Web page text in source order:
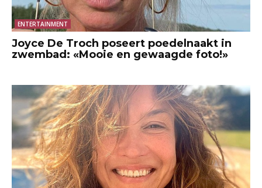
ENTERTAINMENT
Joyce De Troch poseert poedelnaakt in
zwembad: «Mooie en gewaagde foto!»